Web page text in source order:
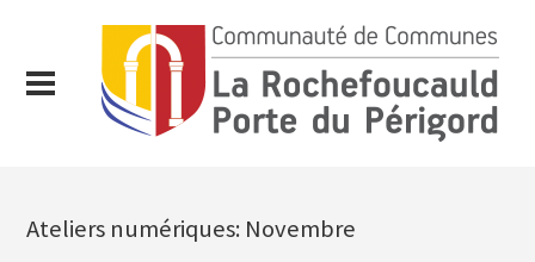
Ateliers numériques: Novembre